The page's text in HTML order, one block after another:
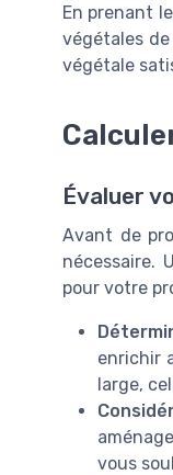
En prenant
végétales
végétale
Évaluer
Avant de
nécessaire.
pour votre
enrichir
large,
vous